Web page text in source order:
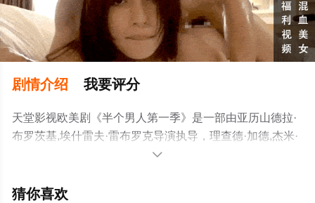
剧情介绍 我要评分
天堂影视欧美剧《半个男人第一季》是一部由亚历山德拉·
布罗茨基,埃什雷夫·雷布罗克导演执导，理查德·加德,杰米·
贝尔,斯图尔特·坎贝尔,米切尔·罗伯森,内芙·麦克因托什,玛
米·曼森,安佳丽·莫辛德拉,蒂姆·唐尼,汤姆·安德鲁斯,菲莉皮

猜你喜欢